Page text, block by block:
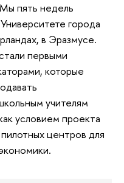
пять недель
города
в Эразмусе.
первыми
которые
учителям
условием проекта
центров для